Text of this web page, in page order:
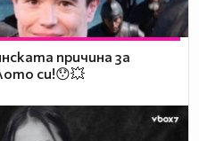
причина за
си!😯💥